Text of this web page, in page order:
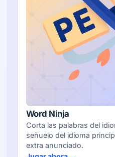
Word Ninja
Corta las palabras del
señuelo del idioma
extra anunciado.